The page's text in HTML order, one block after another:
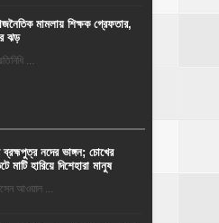
মামলায় শিক্ষক গ্রেফতার,
ঝড়
...
নদের ভাঙ্গন; চোখের
মাটি হারিয়ে দিশেহারা মানুষ
আওয়াল ...